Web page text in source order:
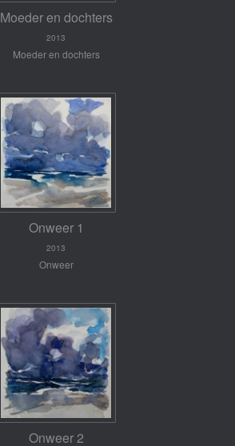
Moeder en dochters
2013
Moeder en dochters
Onweer 1
2013
Onweer
Onweer 2